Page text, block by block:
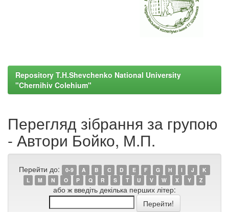
Repository T.H.Shevchenko National University
"Chernihiv Colehium"
Перегляд зібрання за групою
- Автори Бойко, М.П.
Перейти до: 0-9 A B C D E F G H I J
K
L
M N O P Q R S T U V W X Y Z
або ж введіть декілька перших літер: